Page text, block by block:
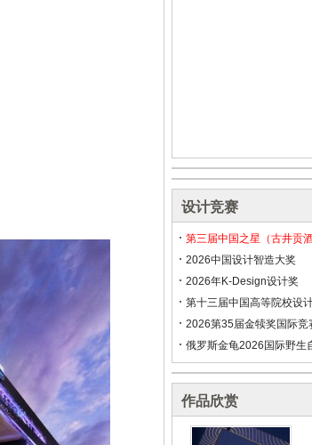
设计竞赛
第三届中国之星（古井贡
2026中国设计智造大奖
2026年K-Design设计奖
第十三届中国高等院校设
2026第35届金犊奖国际竞
俄罗斯金龟2026国际野生
作品欣赏